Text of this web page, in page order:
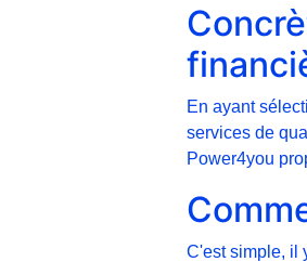
En ayant
services de
Power4you
C'est simple, il